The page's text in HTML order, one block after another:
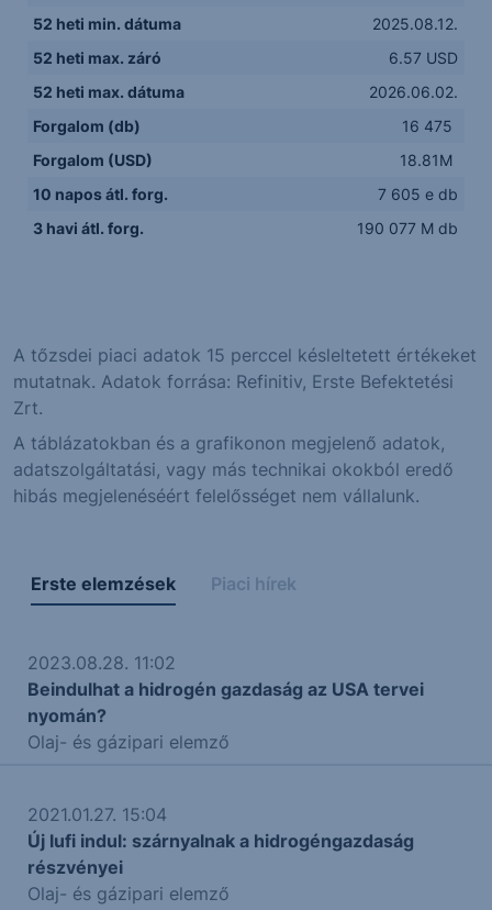
52 heti min. dátuma
2025.08.12.
52 heti max. záró
6.57 USD
52 heti max. dátuma
2026.06.02.
Forgalom (db)
16 475
Forgalom (USD)
18.81M
10 napos átl. forg.
7 605 e db
3 havi átl. forg.
190 077 M db
A tőzsdei piaci adatok 15 perccel késleltetett értékeket
mutatnak. Adatok forrása: Refinitiv, Erste Befektetési
Zrt.
A táblázatokban és a grafikonon megjelenő adatok,
adatszolgáltatási, vagy más technikai okokból eredő
hibás megjelenéséért felelősséget nem vállalunk.
Erste elemzések Piaci hírek
2023.08.28. 11:02
Beindulhat a hidrogén gazdaság az USA tervei
nyomán?
Olaj- és gázipari elemző
2021.01.27. 15:04
Új lufi indul: szárnyalnak a hidrogéngazdaság
részvényei
Olaj- és gázipari elemző